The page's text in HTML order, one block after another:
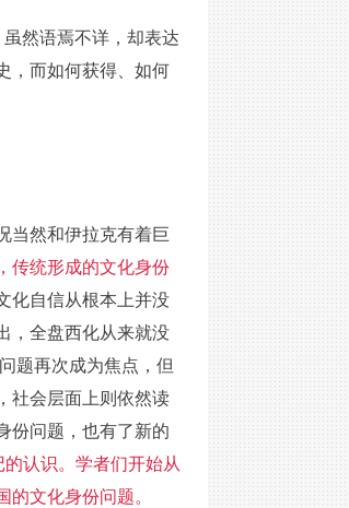
然语焉不详，却表达
，而如何获得、如何
当然和伊拉克有着巨
传统形成的文化身份
化自信从根本上并没
，全盘西化从来就没
题再次成为焦点，但
社会层面上则依然读
份问题，也有了新的
认识。学者们开始从
文化身份问题。